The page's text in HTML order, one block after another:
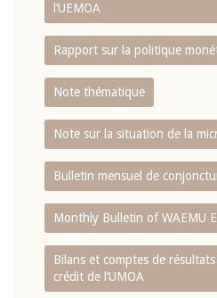
l‘UEMOA
Rapport sur la politique
Note thématique
Note sur la situation de la
Bulletin mensuel de
Monthly Bulletin of WAEMU
Bilans et comptes de
crédit de l‘UMOA